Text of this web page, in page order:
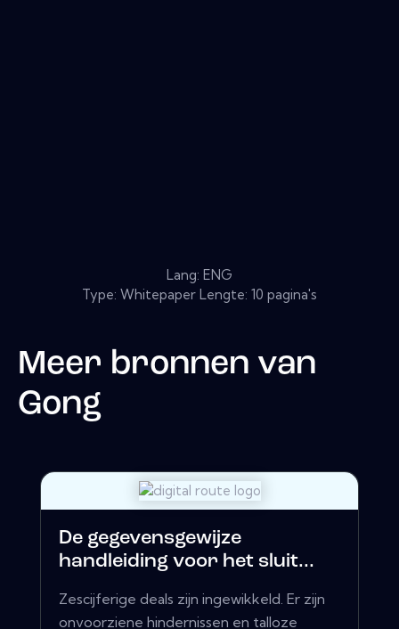
Lang: ENG
Type: Whitepaper Lengte: 10 pagina's
Meer bronnen van
Gong
De gegevensgewijze
handleiding voor het sluit...
Zescijferige deals zijn ingewikkeld. Er zijn
onvoorziene hindernissen en talloze